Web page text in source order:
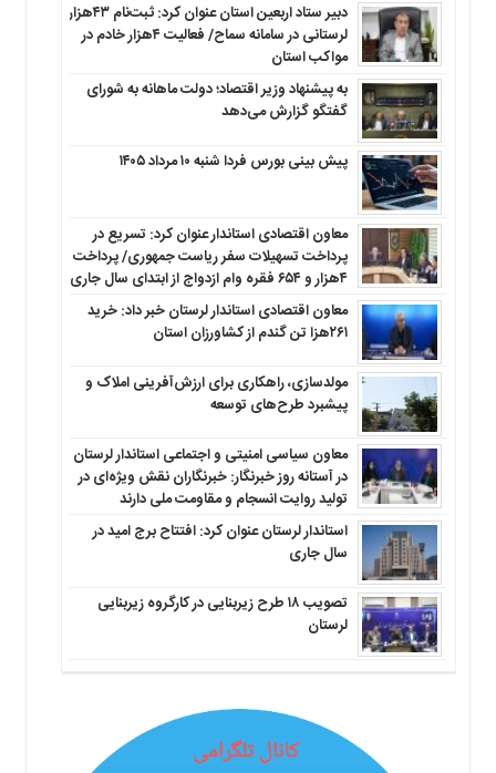
دبیر ستاد اربعین استان عنوان کرد: ثبت‌نام ۴۳هزار
لرستانی در سامانه سماح/ فعالیت ۴هزار خادم در
مواکب استان
به پیشنهاد وزیر اقتصاد؛ دولت ماهانه به شورای
گفتگو گزارش می‌دهد
پیش بینی بورس فردا شنبه ۱۰ مرداد ۱۴۰۵
معاون اقتصادی استاندار عنوان کرد: تسریع در
پرداخت تسهیلات سفر ریاست جمهوری/ پرداخت
۴هزار و ۶۵۴ فقره وام ازدواج از ابتدای سال جاری
معاون اقتصادی استاندار لرستان خبر داد: خرید
۲۶۱هزا تن گندم از کشاورزان استان
مولدسازی، راهکاری برای ارزش‌آفرینی املاک و
پیشبرد طرح‌های توسعه
معاون سیاسی امنیتی و اجتماعی استاندار لرستان
در آستانه روز خبرنگار: خبرنگاران نقش ویژه‌ای در
تولید روایت انسجام و مقاومت ملی دارند
استاندار لرستان عنوان کرد: افتتاح برج امید در
سال جاری
تصویب ۱۸ طرح زیربنایی در کارگروه زیربنایی
لرستان